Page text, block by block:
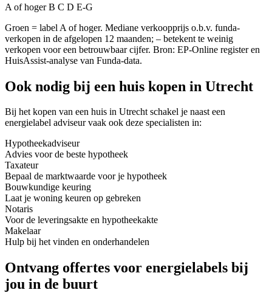
A of hogerB C D E-G
Groen = label A of hoger. Mediane verkoopprijs o.b.v. funda-
verkopen in de afgelopen 12 maanden; – betekent te weinig
verkopen voor een betrouwbaar cijfer. Bron: EP-Online register en
HuisAssist-analyse van Funda-data.
Ook nodig bij een huis kopen in Utrecht
Bij het kopen van een huis in Utrecht schakel je naast een
energielabel adviseur vaak ook deze specialisten in:
Hypotheekadviseur
Advies voor de beste hypotheek
Taxateur
Bepaal de marktwaarde voor je hypotheek
Bouwkundige keuring
Laat je woning keuren op gebreken
Notaris
Voor de leveringsakte en hypotheekakte
Makelaar
Hulp bij het vinden en onderhandelen
Ontvang offertes voor energielabels bij
jou in de buurt